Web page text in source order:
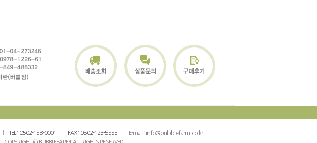
TEL : 0502-153-0001 FAX : 0502-123-5555 E-mail : info@bubblefarm.co.kr